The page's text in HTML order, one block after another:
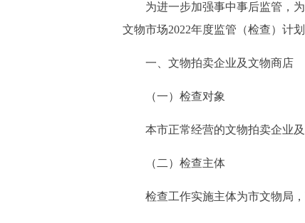
为进一步加强事中事后监管，为
文物市场2022年度监管（检查）计划
一、文物拍卖企业及文物商店
（一）检查对象
本市正常经营的文物拍卖企业及
（二）检查主体
检查工作实施主体为市文物局，